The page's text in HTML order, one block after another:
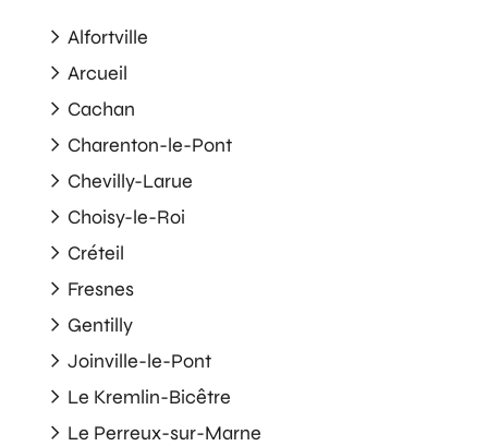
Alfortville
Arcueil
Cachan
Charenton-le-Pont
Chevilly-Larue
Choisy-le-Roi
Créteil
Fresnes
Gentilly
Joinville-le-Pont
Le Kremlin-Bicêtre
Le Perreux-sur-Marne